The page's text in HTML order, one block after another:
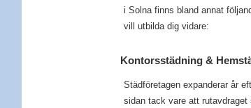
i Solna finns bland annat
vill utbilda dig vidare:
Kontorsstädning &
Städföretagen expanderar år
sidan tack vare att